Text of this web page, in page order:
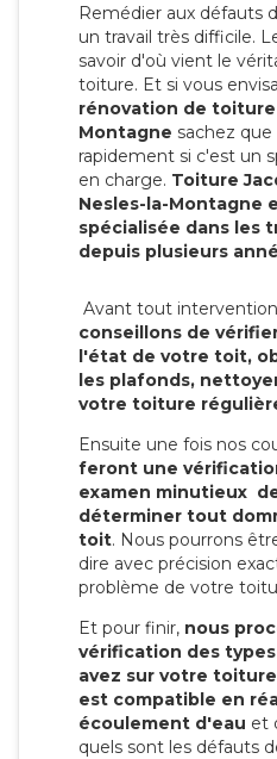
Remédier aux défauts
un travail très difficile.
savoir d'où vient le
toiture. Et si vous
rénovation de toiture
Montagne sachez que
rapidement si c'est un
en charge. Toiture
Nesles-la-Montagne
spécialisée dans les
depuis plusieurs
Avant tout
conseillons de
l'état de votre toit,
les plafonds,
votre toiture
Ensuite une fois nos
feront une
examen minutieux
déterminer tout
toit. Nous pourrons
dire avec précision
problème de votre
Et pour finir, nous
vérification des
avez sur votre
est compatible en
écoulement d'eau et
quels sont les défauts